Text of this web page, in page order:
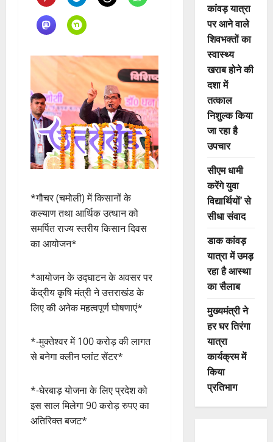
*गौचर (चमोली) में किसानों के
कल्याण तथा आर्थिक उत्थान को
समर्पित राज्य स्तरीय किसान दिवस
का आयोजन*
*आयोजन के उद्घाटन के अवसर पर
केंद्रीय कृषि मंत्री ने उत्तराखंड के
लिए की अनेक महत्वपूर्ण घोषणाएं*
*-मुक्तेश्वर में 100 करोड़ की लागत
से बनेगा क्लीन प्लांट सेंटर*
*-घेरबाड़ योजना के लिए प्रदेश को
इस साल मिलेगा 90 करोड़ रुपए का
अतिरिक्त बजट*
कांवड़ यात्रा
पर आने वाले
शिवभक्तों का
स्वास्थ्य
खराब होने की
दशा में
तत्काल
निशुल्क किया
जा रहा है
उपचार
सीएम धामी
करेंगे युवा
विद्यार्थियों’ से
सीधा संवाद
डाक कांवड़
यात्रा में उमड़
रहा है आस्था
का सैलाब
मुख्यमंत्री ने
हर घर तिरंगा
यात्रा
कार्यक्रम में
किया
प्रतिभाग